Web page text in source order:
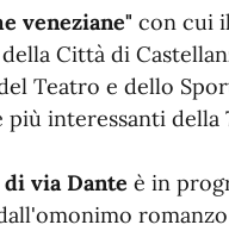
veneziane" con cui
Città di
Teatro e dello
interessanti della
via Dante è in